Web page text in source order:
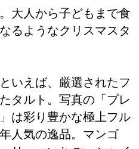
大人から子どもまで食
るようなクリスマスタ
いえば、厳選されたフ
タルト。写真の「プレ
は彩り豊かな極上フル
人気の逸品。マンゴ